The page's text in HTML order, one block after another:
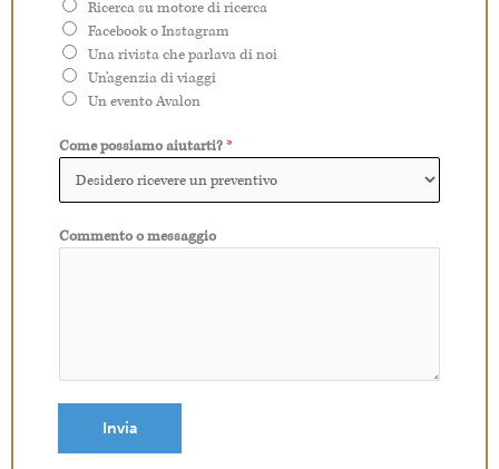
Ricerca su motore di ricerca
Facebook o Instagram
Una rivista che parlava di noi
Un’agenzia di viaggi
Un evento Avalon
Come possiamo aiutarti?*
Commento o messaggio
Invia